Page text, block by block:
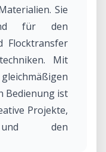
Sie
für den
Flocktransfer
Mit
Bedienung ist
Projekte,
und den